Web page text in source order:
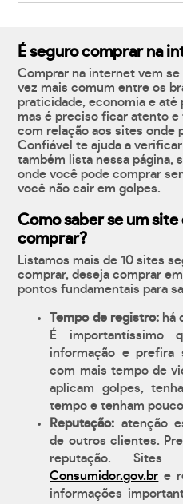
É seguro comprar na
Comprar na internet vem
vez mais comum entre os
praticidade, economia e até
mas é preciso ficar atento
com relação aos sites onde
Confiável te ajuda a
também lista nessa página,
onde você pode comprar
você não cair em golpes.
Como saber se um
comprar?
Listamos mais de 10 sites
comprar, deseja comprar
pontos fundamentais para
Tempo de registro:há
É importantíssimo
informação e prefira
com mais tempo de
aplicam golpes,
tempo e tenham
Reputação: atenção
de outros clientes.
reputação.
Consumidor.gov.br e
informações